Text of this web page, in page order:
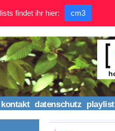
kontakt datenschutz playlist
findet ihr hier: cm3